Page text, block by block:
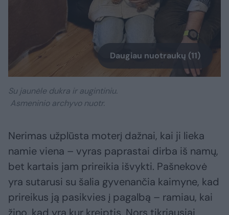
Daugiau nuotraukų (11)
Su jaunėle dukra ir augintiniu.
Asmeninio archyvo nuotr.
Nerimas užplūsta moterį dažnai, kai ji lieka
namie viena – vyras paprastai dirba iš namų,
bet kartais jam prireikia išvykti. Pašnekovė
yra sutarusi su šalia gyvenančia kaimyne, kad
prireikus ją pasikvies į pagalbą – ramiau, kai